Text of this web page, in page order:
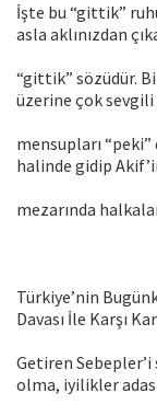
İşte bu “gittik”
asla aklınızdan
“gittik” sözüdür.
üzerine çok
mensupları
halinde gidip
mezarında
Türkiye’nin
Davası İle Karşı
Getiren Sebepler’i
olma, iyilikler